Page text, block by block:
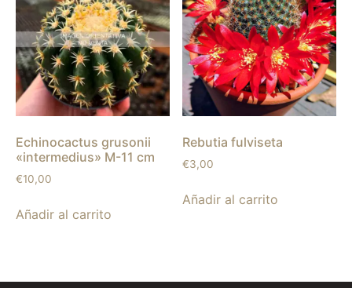
Echinocactus grusonii
«intermedius» M-11 cm
€10,00
Añadir al carrito
Rebutia fulviseta
€3,00
Añadir al carrito